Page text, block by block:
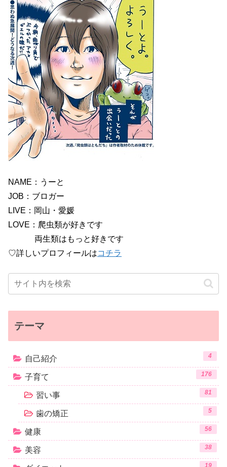
NAME：うーと
JOB：ブロガー
LIVE：岡山・愛媛
LOVE：爬虫類が好きです
両生類はもっと好きです
♡詳しいプロフィールはコチラ
テーマ
自己紹介 4
子育て 176
習い事 81
歯の矯正 5
健康 56
美容 38
19